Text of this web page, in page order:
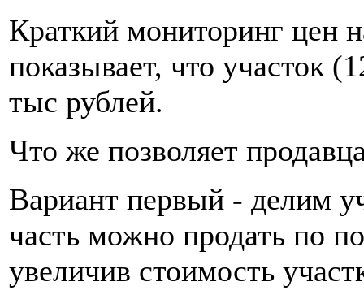
Краткий мониторинг цен
показывает, что участок
тыс рублей.
Что же позволяет
Вариант первый - делим
часть можно продать по
увеличив стоимость